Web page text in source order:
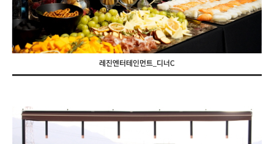
레진엔터테인먼트_디너C